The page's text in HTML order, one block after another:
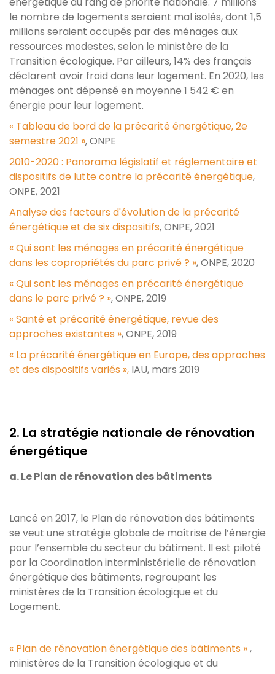
le nombre de logements seraient mal isolés, dont 1,5
millions seraient occupés par des ménages aux
ressources modestes, selon le ministère de la
Transition écologique. Par ailleurs, 14% des français
déclarent avoir froid dans leur logement. En 2020, les
ménages ont dépensé en moyenne 1 542 € en
énergie pour leur logement.
« Tableau de bord de la précarité énergétique, 2e
semestre 2021 », ONPE
2010-2020 : Panorama législatif et réglementaire et
dispositifs de lutte contre la précarité énergétique,
ONPE, 2021
Analyse des facteurs d'évolution de la précarité
énergétique et de six dispositifs, ONPE, 2021
« Qui sont les ménages en précarité énergétique
dans les copropriétés du parc privé ? », ONPE, 2020
« Qui sont les ménages en précarité énergétique
dans le parc privé ? », ONPE, 2019
« Santé et précarité énergétique, revue des
approches existantes », ONPE, 2019
« La précarité énergétique en Europe, des approches
et des dispositifs variés », IAU, mars 2019
2. La stratégie nationale de rénovation
énergétique
a. Le Plan de rénovation des bâtiments
Lancé en 2017, le Plan de rénovation des bâtiments
se veut une stratégie globale de maîtrise de l’énergie
pour l’ensemble du secteur du bâtiment. Il est piloté
par la Coordination interministérielle de rénovation
énergétique des bâtiments, regroupant les
ministères de la Transition écologique et du
Logement.
« Plan de rénovation énergétique des bâtiments »,
ministères de la Transition écologique et du